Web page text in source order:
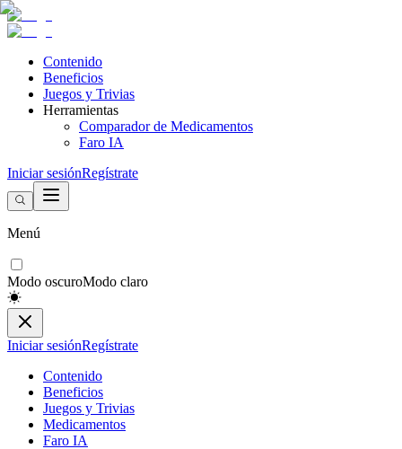
Contenido
Beneficios
Juegos y Trivias
Herramientas
Comparador de Medicamentos
Faro IA
Iniciar sesiónRegístrate
Menú
Modo oscuroModo claro
Iniciar sesiónRegístrate
Contenido
Beneficios
Juegos y Trivias
Medicamentos
Faro IA